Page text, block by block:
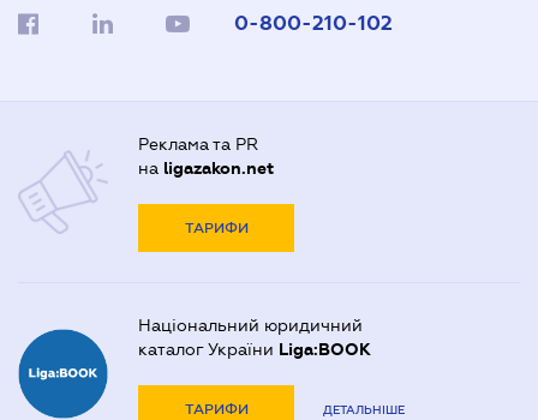
0-800-210-102
Реклама та PR
на ligazakon.net
ТАРИФИ
Національний юридичний
каталог України Liga:BOOK
ТАРИФИ ДЕТАЛЬНІШЕ